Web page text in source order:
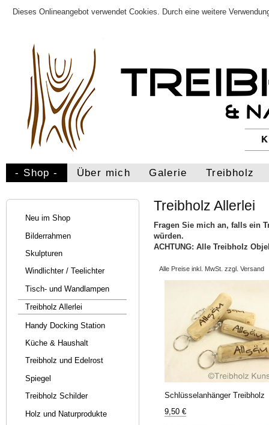
Dieses Onlineangebot verwendet Cookies. Durch eine weitere
- Shop - Über mich Galerie Treibholz
Neu im Shop
Bilderrahmen
Skulpturen
Windlichter / Teelichter
Tisch- und Wandlampen
Treibholz Allerlei
Handy Docking Station
Küche & Haushalt
Treibholz und Edelrost
Spiegel
Treibholz Schilder
Holz und Naturprodukte
Treibholz Allerlei
Fragen Sie mich an, falls ein
würden.
ACHTUNG: Alle Treibholz
Alle Preise inkl. MwSt. zzgl. Versand
Schlüsselanhänger Treibholz
9,50 €